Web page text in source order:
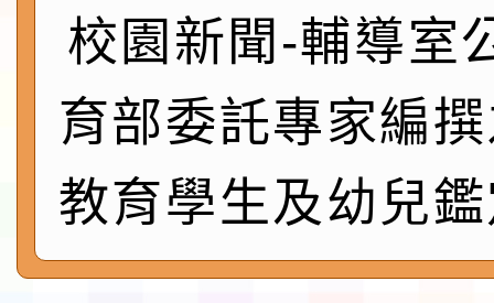
實施要點各1份
程
函轉國家通訊傳播委員
鎮韌性（防空）演習－
速演練執行計畫」
「115年金融知識線上
法」
第3次招考代課鐘點教
告(不再辦理後續甄選)
檢送「桃園市115學年
賽實施要點」1份
校園新聞-輔導室
育部委託專家編
教育學生及幼兒